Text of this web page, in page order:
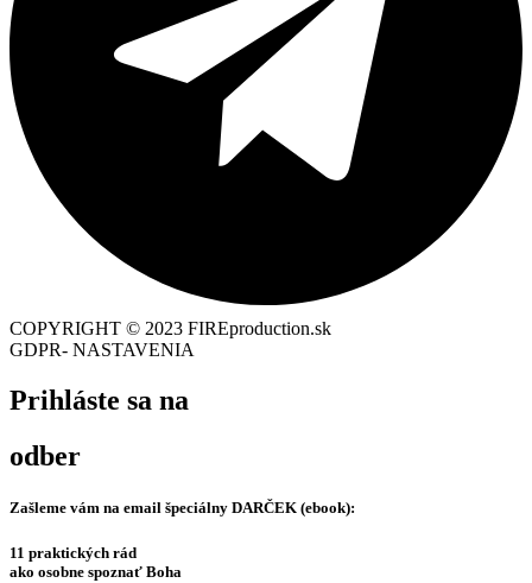
COPYRIGHT © 2023 FIREproduction.sk
GDPR- NASTAVENIA
Prihláste sa na
odber
Zašleme vám na email špeciálny DARČEK (ebook):
11 praktických rád
ako osobne spoznať Boha